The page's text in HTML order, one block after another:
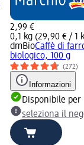
2,99 €
0,1 kg (29,90 € / 1
dmBioCaffè di
biologico, 100 g
(272)
Informazioni
Disponibile per
seleziona il